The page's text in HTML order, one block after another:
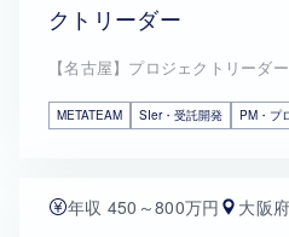
クトリーダー
【名古屋】プロジェクトリーダー
METATEAM SIer・受託開発 PM・プ
年収 450～800万円 大阪府